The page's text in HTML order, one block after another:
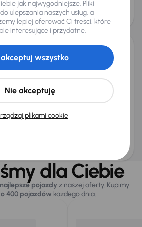
R135
na baterię (BEV)ZE50 R135
58 500 zł
dla Ciebie
najlepsze pojazdy z naszej oferty. Kupimy
400 pojazdówkażdego dnia.
jak najwygodniejsze. Pliki
ulepszania naszych usług, a
lepiej oferować Ci treści, które
interesujące i przydatne.
plikami cookie
Nie akceptuję
wszystko